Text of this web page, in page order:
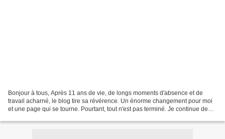
Bonjour à tous, Après 11 ans de vie, de longs moments d'absence et de
travail acharné, le blog tire sa révérence. Un énorme changement pour moi
et une page qui se tourne. Pourtant, tout n'est pas terminé. Je continue de